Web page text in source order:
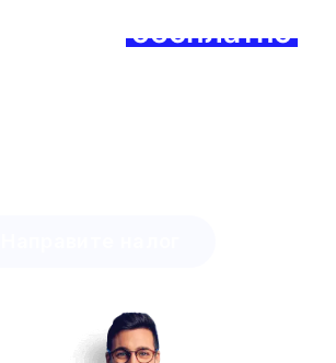
себесплатно